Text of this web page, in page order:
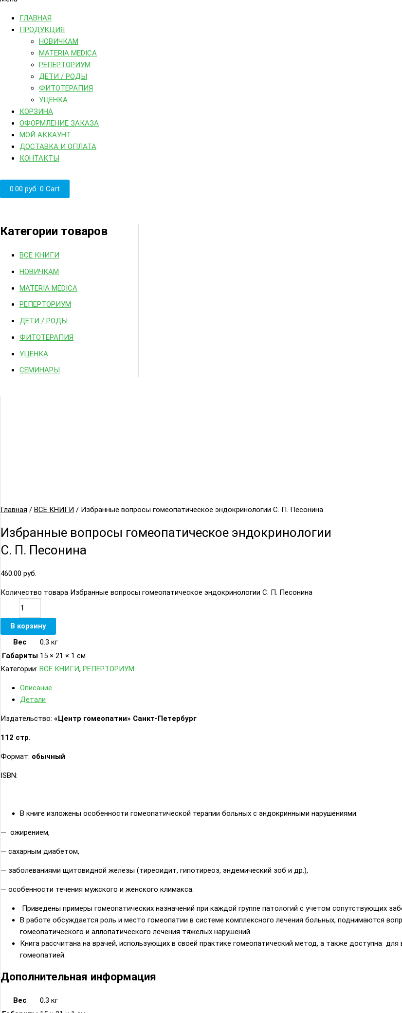
ГЛАВНАЯ
ПРОДУКЦИЯ
НОВИЧКАМ
MATERIA MEDICA
РЕПЕРТОРИУМ
ДЕТИ / РОДЫ
ФИТОТЕРАПИЯ
УЦЕНКА
КОРЗИНА
ОФОРМЛЕНИЕ ЗАКАЗА
МОЙ АККАУНТ
ДОСТАВКА И ОПЛАТА
КОНТАКТЫ
0.00 руб. 0 Cart
Категории товаров
ВСЕ КНИГИ
НОВИЧКАМ
MATERIA MEDICA
РЕПЕРТОРИУМ
ДЕТИ / РОДЫ
ФИТОТЕРАПИЯ
УЦЕНКА
СЕМИНАРЫ
Главная / ВСЕ КНИГИ / Избранные вопросы гомеопатическое эндокринологии С. П. Песонина
Избранные вопросы гомеопатическое эндокринологии
С. П. Песонина
460.00 руб.
Количество товара Избранные вопросы гомеопатическое эндокринологии С. П. Песонина
В корзину
Вес
0.3 кг
Габариты 15 × 21 × 1 см
Категории: ВСЕ КНИГИ, РЕПЕРТОРИУМ
Описание
Детали
Издательство: «Центр гомеопатии» Санкт-Петербург
112 стр.
Формат: обычный
ISBN:
В книге изложены особенности гомеопатической терапии больных с эндокринными нарушениями:
— ожирением,
— сахарным диабетом,
— заболеваниями щитовидной железы (тиреоидит, гипотиреоз, эндемический зоб и др.),
— особенности течения мужского и женского климакса.
Приведены примеры гомеопатических назначений при каждой группе патологий с учетом сопутствующих
В работе обсуждается роль и место гомеопатии в системе комплексного лечения больных, поднимаются
гомеопатического и аллопатического лечения тяжелых нарушений.
Книга рассчитана на врачей, использующих в своей практике гомеопатический метод, а также доступна для
гомеопатией.
Дополнительная информация
Вес
0.3 кг